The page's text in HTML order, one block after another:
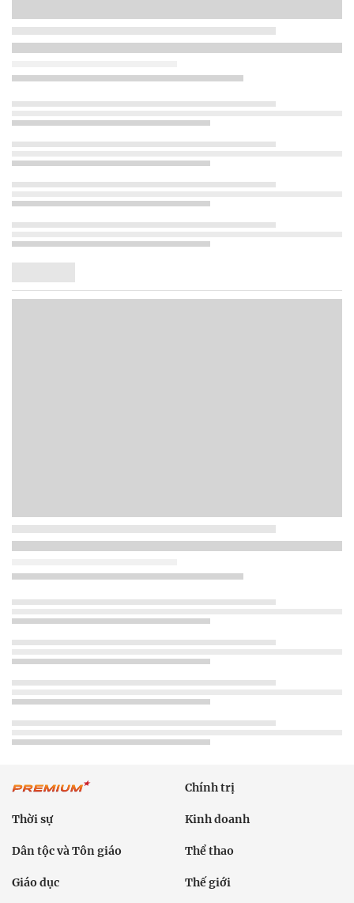
Chính trị
Thời sự Kinh doanh
Dân tộc và Tôn giáo Thể thao
Giáo dục Thế giới